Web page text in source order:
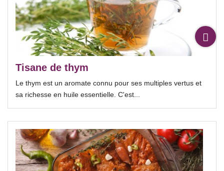
Tisane de thym
Le thym est un aromate connu pour ses multiples vertus et
sa richesse en huile essentielle. C'est...